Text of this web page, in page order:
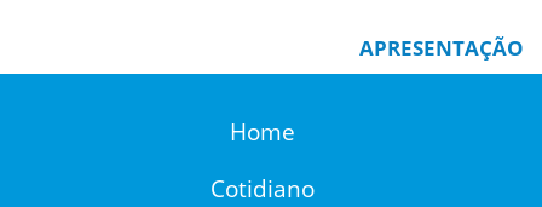
APRESENTAÇÃO
Home
Cotidiano